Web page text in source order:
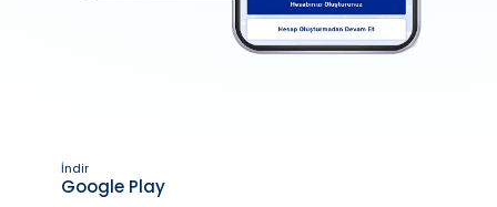
İndir
Google Play